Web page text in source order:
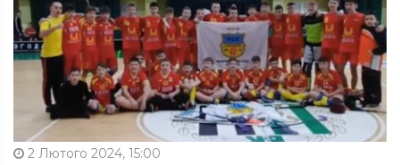
2 Лютого 2024, 15:00